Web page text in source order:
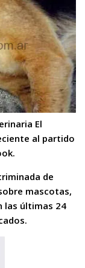
El
al partido
de
mascotas,
las últimas 24